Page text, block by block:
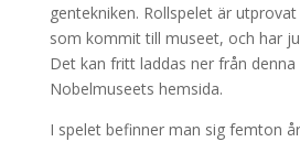
gentekniken. Rollspelet är
som kommit till museet, och har
Det kan fritt laddas ner från denna
Nobelmuseets hemsida.
I spelet befinner man sig femton